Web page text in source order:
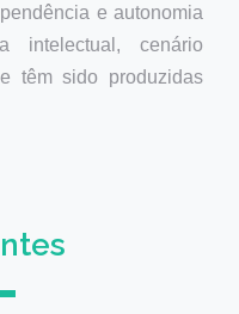
e autonomia
intelectual, cenário
têm sido produzidas